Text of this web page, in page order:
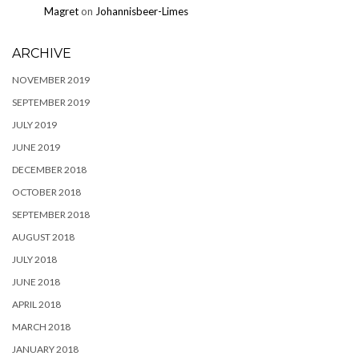
Magreton Johannisbeer-Limes
ARCHIVE
NOVEMBER 2019
SEPTEMBER 2019
JULY 2019
JUNE 2019
DECEMBER 2018
OCTOBER 2018
SEPTEMBER 2018
AUGUST 2018
JULY 2018
JUNE 2018
APRIL 2018
MARCH 2018
JANUARY 2018